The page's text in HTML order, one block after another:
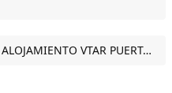
RESERVA JAEN (VILLACARRILLO) ALOJAMIENTO VTAR PUERTA DEL SOL ESTUDIO VILLACARRILLO (JAEN) (1)